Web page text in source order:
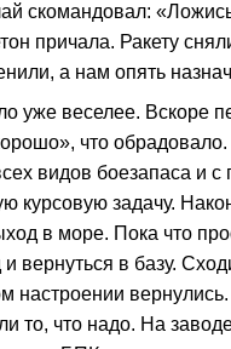
скомандовал:
причала. Ракету
а нам опять
уже веселее. Вскоре
что
видов боезапаса и с
курсовую задачу.
в море. Пока что
и вернуться в базу.
настроении
то, что надо. На